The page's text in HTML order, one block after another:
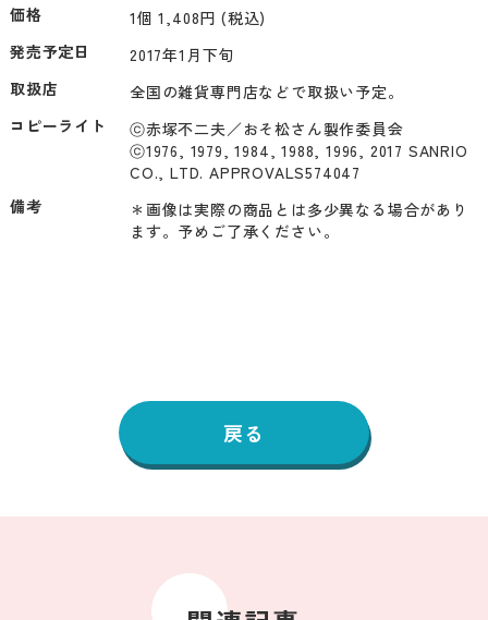
価格
1個 1,408円 (税込)
発売予定日
2017年1月下旬
取扱店
全国の雑貨専門店などで取扱い予定。
コピーライト
ⓒ赤塚不二夫／おそ松さん製作委員会
ⓒ1976, 1979, 1984, 1988, 1996, 2017 SANRIO
CO., LTD. APPROVALS574047
備考
＊画像は実際の商品とは多少異なる場合があり
戻る